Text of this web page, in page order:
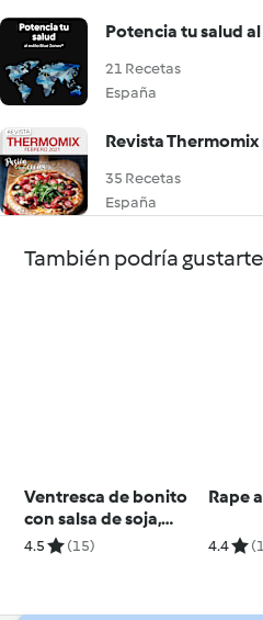
Potencia tu salud
21 Recetas
España
Revista Thermomix
35 Recetas
España
También podría
Ventresca de bonito
con salsa de soja,
jengibre y ajos
4.5 (15)
Rape
4.4